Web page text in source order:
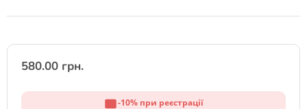
580.00 грн.
-10% при реєстрації